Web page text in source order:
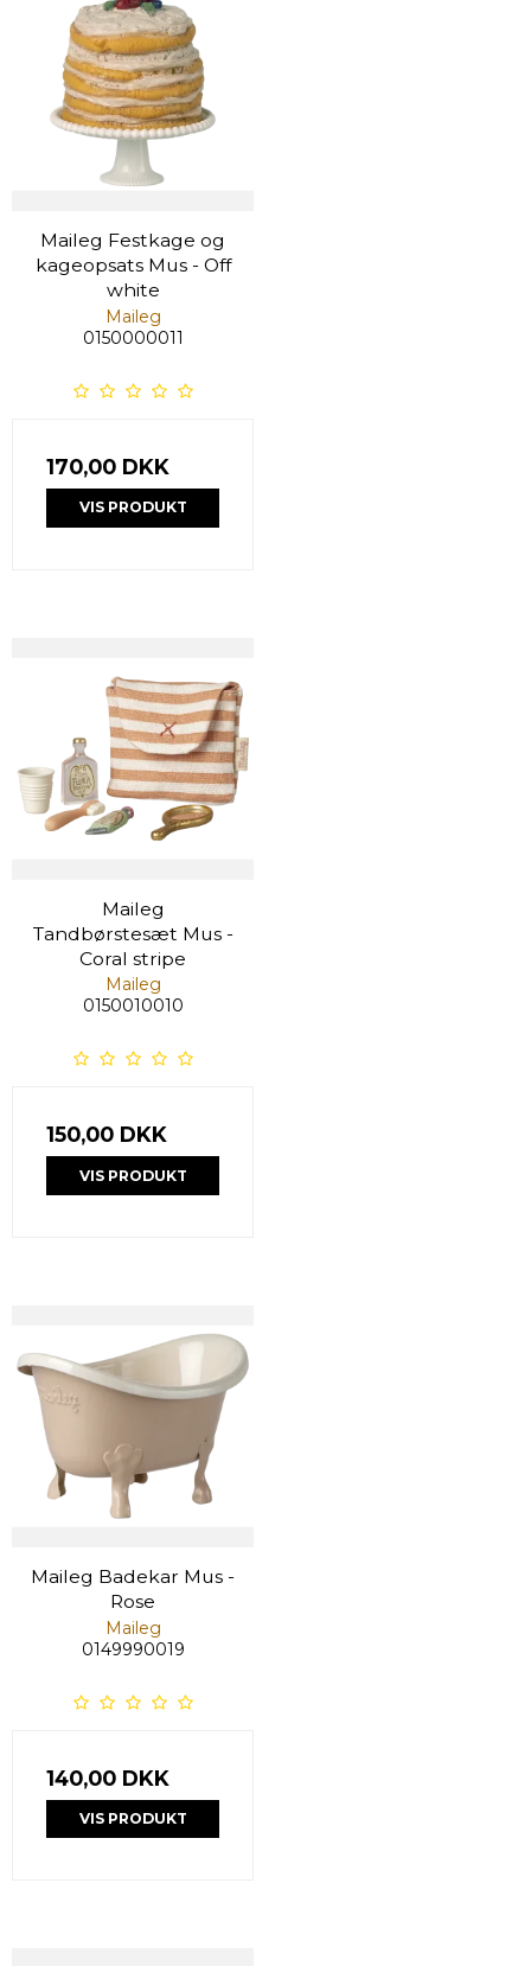
Maileg Festkage og
kageopsats Mus - Off
white
Maileg
0150000011
170,00 DKK
VIS PRODUKT
Maileg
Tandbørstesæt Mus -
Coral stripe
Maileg
0150010010
150,00 DKK
VIS PRODUKT
Maileg Badekar Mus -
Rose
Maileg
0149990019
140,00 DKK
VIS PRODUKT